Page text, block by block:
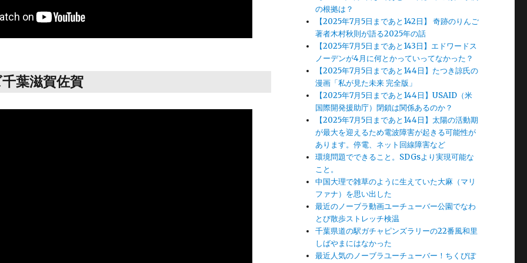
葉滋賀佐賀
の根拠は？
【2025年7月5日まであと142日】 奇跡のりんご
著者木村秋則が語る2025年の話
【2025年7月5日まであと143日】エドワードス
ノーデンが4月に何とかっていってなかった？
【2025年7月5日まであと144日】たつき諒氏の
漫画「私が見た未来 完全版」
【2025年7月5日まであと144日】USAID（米
国際開発援助庁）閉鎖は関係あるのか？
【2025年7月5日まであと144日】太陽の活動期
が最大を迎えるため電波障害が起きる可能性が
あります。停電、ネット回線障害など
環境問題でできること。SDGsより実現可能な
こと。
中国大理で雑草のように生えていた大麻（マリ
ファナ）を思い出した
最近のノーブラ動画ユーチューバー公園でなわ
とび散歩ストレッチ検温
千葉県道の駅ガチャピンズラリーの22番風和里
しばやまにはなかった
最近人気のノーブラユーチューバー！ちくびぽ